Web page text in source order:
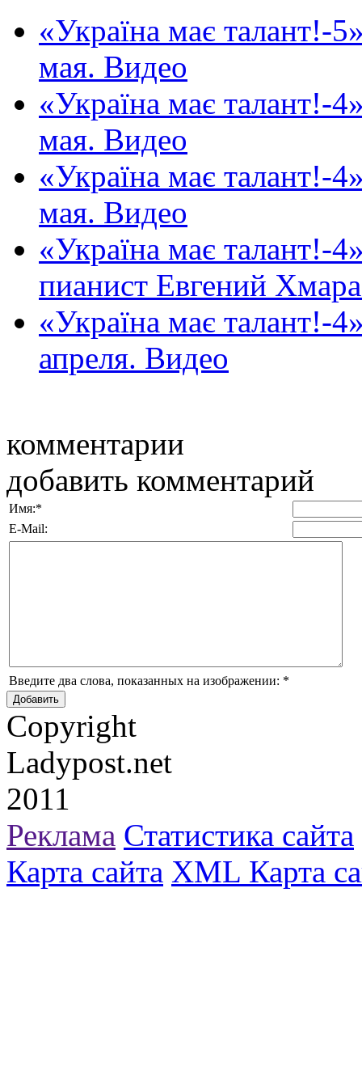
«Україна має талант!-
мая. Видео
«Україна має талант!-
мая. Видео
«Україна має талант!-
мая. Видео
«Україна має талант!-
пианист Евгений
«Україна має талант!-
апреля. Видео
комментарии
добавить комментарий
Имя:*
E-Mail:
Введите два слова, показанных на изображении: *
Copyright
Ladypost.net
2011
Реклама Статистика сайта
Карта сайта XML Карта